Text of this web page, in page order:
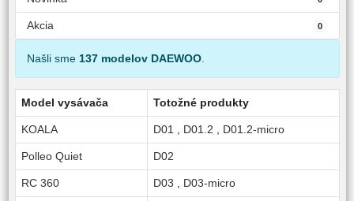
Akcia 0
Našli sme 137 modelov DAEWOO.
Model vysávača Totožné produkty
KOALA D01 , D01.2 , D01.2-micro
Polleo Quiet D02
RC 360 D03 , D03-micro